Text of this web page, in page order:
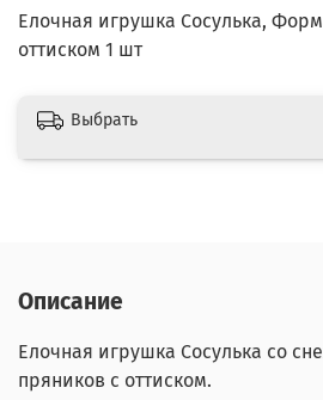
Елочная игрушка Сосулька,
оттиском 1 шт
Выбрать
Описание
Елочная игрушка Сосулька со
пряников с оттиском.